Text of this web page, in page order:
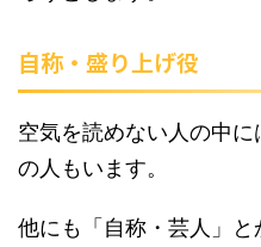
自称・盛り上げ役
空気を読めない人の中に
の人もいます。
他にも「自称・芸人」